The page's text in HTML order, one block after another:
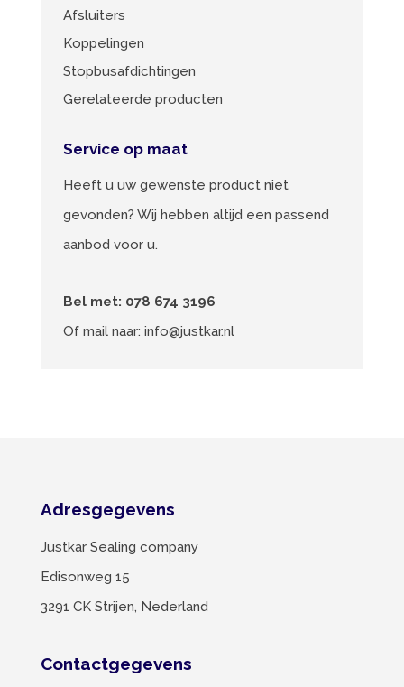
Afsluiters
Koppelingen
Stopbusafdichtingen
Gerelateerde producten
Service op maat
Heeft u uw gewenste product niet
gevonden? Wij hebben altijd een passend
aanbod voor u.
Bel met: 078 674 3196
Of mail naar: info@justkar.nl
Adresgegevens
Justkar Sealing company
Edisonweg 15
3291 CK Strijen, Nederland
Contactgegevens